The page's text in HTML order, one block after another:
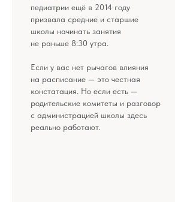
педиатрии ещё в 2014 году
призвала средние и старшие
школы начинать занятия
не раньше 8:30 утра.
Если у вас нет рычагов влияния
на расписание — это честная
констатация. Но если есть —
родительские комитеты и разговор
с администрацией школы здесь
реально работают.
за неверное толкование, ошибочное или
некорректное использование советов и/или
материалов, представленных на сайте или данных
в процессе консультаций. Если состояние здоровья
вашего ребёнка вызывает у вас беспокойство,
наблюдаются проблемы сна, являющиеся
незамедлительно обратитесь к врачу!
© 2015—2026 О СНЕ. ОНЛАЙН —
информационный портал о детском
и семейном сне